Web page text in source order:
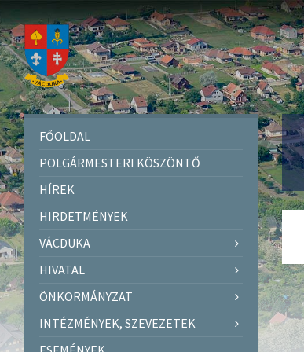
FŐOLDAL
POLGÁRMESTERI KÖSZÖNTŐ
HÍREK
HIRDETMÉNYEK
VÁCDUKA
HIVATAL
ÖNKORMÁNYZAT
INTÉZMÉNYEK, SZEVEZETEK